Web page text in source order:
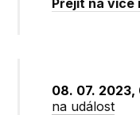
Přejít na více
08. 07. 2023,
na událost